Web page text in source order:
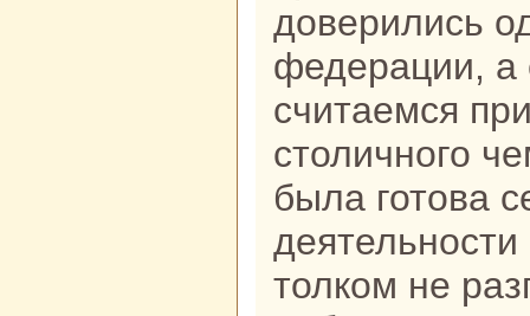
доверились
федерации, а
считаемся
столичного
была готова
толком не